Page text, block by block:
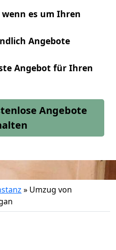
es um Ihren
Angebote
Angebot für Ihren
Angebote
» Umzug von